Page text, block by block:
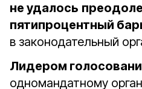
не удалось
пятипроцентный
в законодательный
Лидером
одномандатному